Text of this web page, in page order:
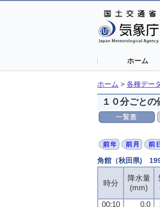
ホーム
ホーム > 各種デー
１０分ごとの
角館（秋田県)
時分
降水量
(mm)
00:10
0.0
時分
降水量
(mm)
00:10
0.0
時分
降水量
(mm)
00:10
0.0
時分
降水量
(mm)
00:10
0.0